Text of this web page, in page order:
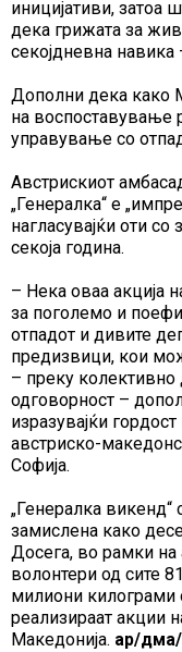
иницијативи, затоа
дека грижата за
секојдневна навика
Дополни дека како
на воспоставување
управување со
Австрискиот
„Генералка“ е
нагласувајќи оти со
секоја година.
– Нека оваа акција
за поголемо и
отпадот и дивите
предизвици, кои
– преку колективно
одговорност –
изразувајќи
австриско-
Софија.
„Генералка
замислена како
Досега, во рамки на
волонтери од сите
милиони килограми
реализираат акции
Македонија. ар/дма/